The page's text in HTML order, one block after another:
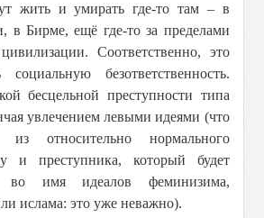
жить и умирать где-то там – в
в Бирме, ещё где-то за пределами
Соответственно, это
безответственность.
бесцельной преступности типа
увлечением левыми идеями (что
из относительно нормального
и преступника, который будет
во имя идеалов феминизима,
ислама: это уже неважно).